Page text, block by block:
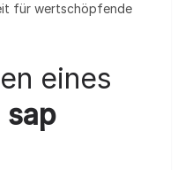
für wertschöpfende
eines
sap